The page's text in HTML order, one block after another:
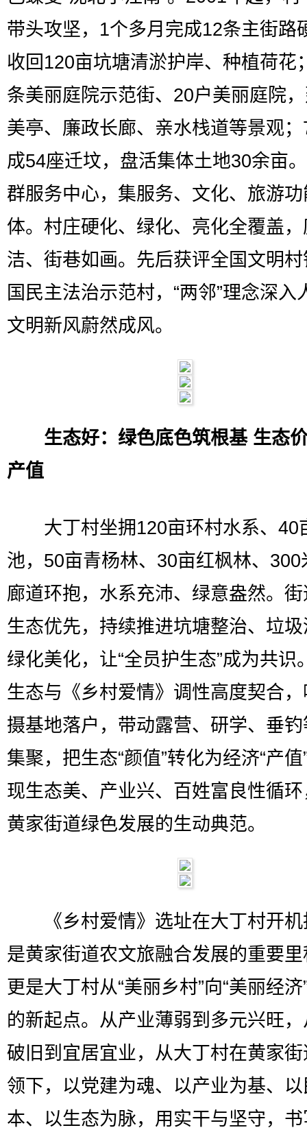
带头攻坚，1个多月完成12条主街路
收回120亩坑塘清淤护岸、种植荷花
条美丽庭院示范街、20户美丽庭院
美亭、廉政长廊、亲水栈道等景观
成54座迁坟，盘活集体土地30余亩
群服务中心，集服务、文化、旅游
体。村庄硬化、绿化、亮化全覆盖
洁、街巷如画。先后获评全国文明
国民主法治示范村，“两邻”理念深入
文明新风蔚然成风。
生态好：绿色底色筑根基 生态
产值
大丁村坐拥120亩环村水系、40
池，50亩青杨林、30亩红枫林、300
廊道环抱，水系充沛、绿意盎然。
生态优先，持续推进坑塘整治、垃
绿化美化，让“全员护生态”成为共识
生态与《乡村爱情》调性高度契合
摄基地落户，带动露营、研学、垂
集聚，把生态“颜值”转化为经济“产值
现生态美、产业兴、百姓富良性循
黄家街道绿色发展的生动典范。
《乡村爱情》选址在大丁村开机
是黄家街道农文旅融合发展的重要
更是大丁村从“美丽乡村”向“美丽经济
的新起点。从产业薄弱到多元兴旺
破旧到宜居宜业，从大丁村在黄家
领下，以党建为魂、以产业为基、
本、以生态为脉，用实干与坚守，